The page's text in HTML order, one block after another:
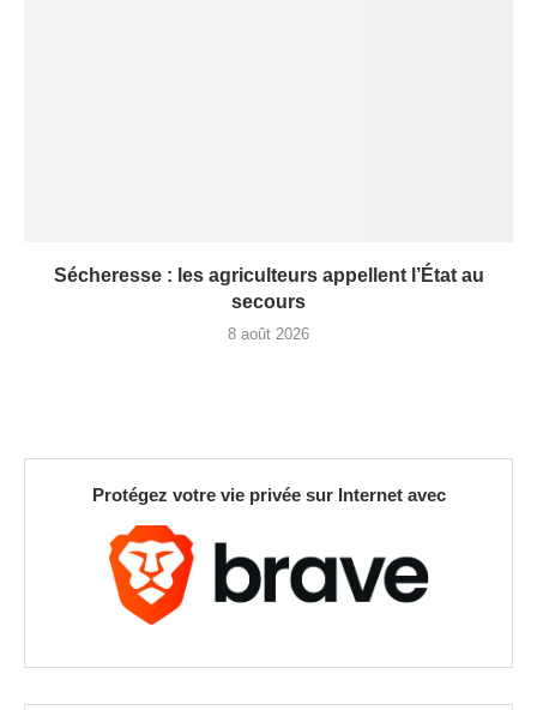
Sécheresse : les agriculteurs appellent l’État au
secours
8 août 2026
Protégez votre vie privée sur Internet avec